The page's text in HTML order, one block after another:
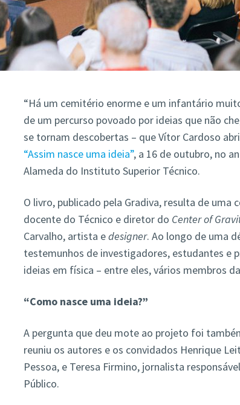
“Há um cemitério enorme e um infantário
de um percurso povoado por ideias que não
se tornam descobertas – que Vítor Cardoso
“Assim nasce uma ideia”, a 16 de outubro, no
Alameda do Instituto Superior Técnico.
O livro, publicado pela Gradiva, resulta de uma
docente do Técnico e diretor do Center of
Carvalho, artista edesigner. Ao longo de uma
testemunhos de investigadores, estudantes e
ideias em física – entre eles, vários membros
“Como nasce uma ideia?”
A pergunta que deu mote ao projeto foi
reuniu os autores e os convidados Henrique
Pessoa, e Teresa Firmino, jornalista
Público.